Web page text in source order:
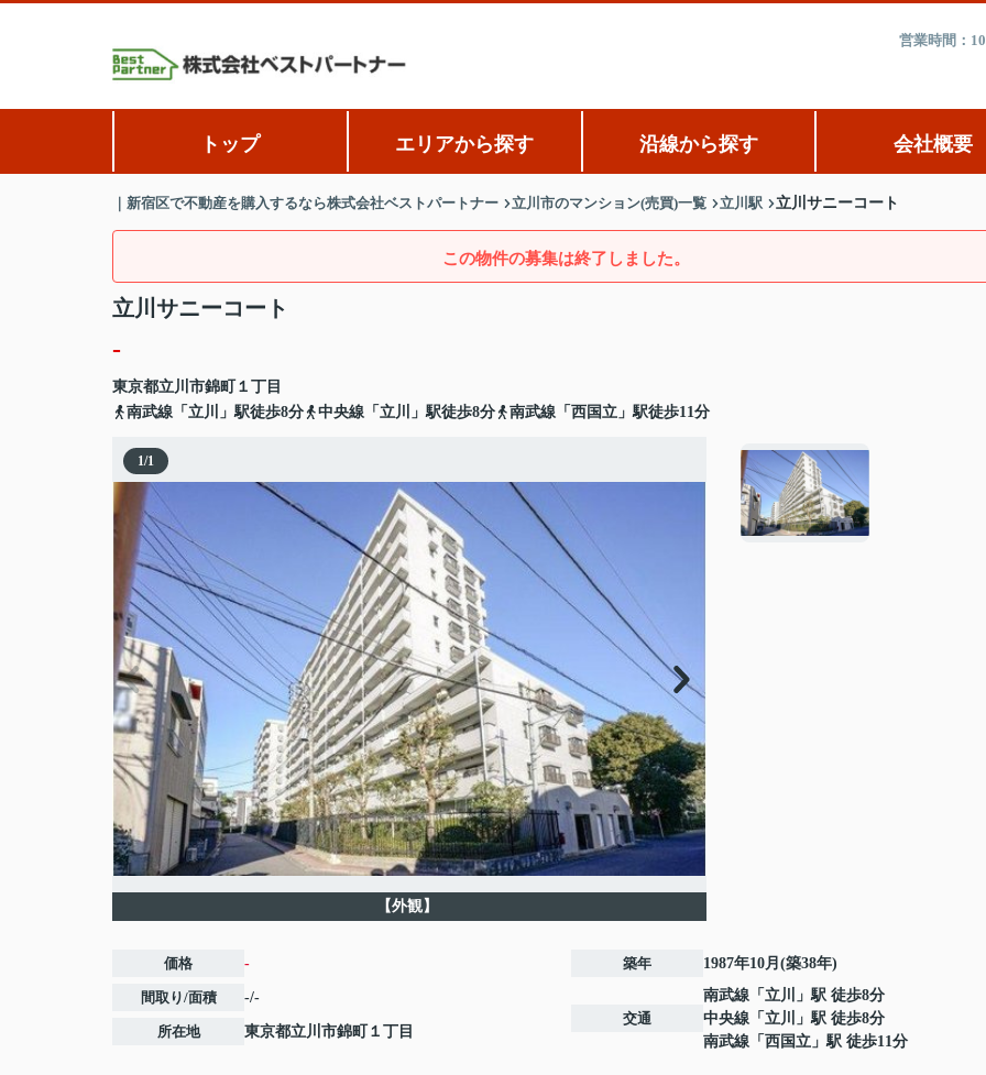
営業時間：
トップ エリアから探す 沿線から探す 会社概要
｜新宿区で不動産を購入するなら株式会社ベストパートナー 立川市のマンション(売買)一覧 立川駅 立川サニーコート
この物件の募集は終了しました。
立川サニーコート
-
東京都立川市錦町
１丁目
南武線「立川」駅徒歩8分
中央線「立川」駅徒歩8分 南武線「西国立」駅徒歩11分
1/1
【外観】
価格 -
間取り/面積 -/-
所在地 東京都立川市錦町 １丁目
築年 1987年10月(築38年)
交通
南武線 「 立川
」駅 徒歩8分
中央線 「 立川
」駅 徒歩8分
南武線 「 西国立 」駅 徒歩11分